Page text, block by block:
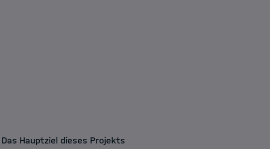
Hauptziel dieses Projekts